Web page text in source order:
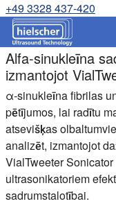
+49 3328 437-420
Alfa-sinukleīna
izmantojot
α-sinukleīna fibrilas
pētījumos, lai radītu
atsevišķas
analizēt, izmantojot
VialTweeter
ultrasonikatoriem
sadrumstalotībai.